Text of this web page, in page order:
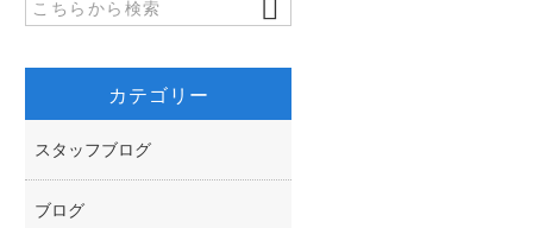
カテゴリー
スタッフブログ
ブログ